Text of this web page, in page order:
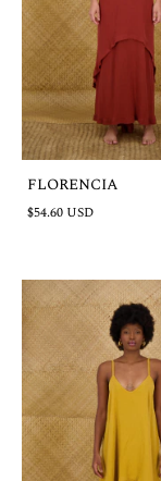
FLORENCIA
$54.60 USD